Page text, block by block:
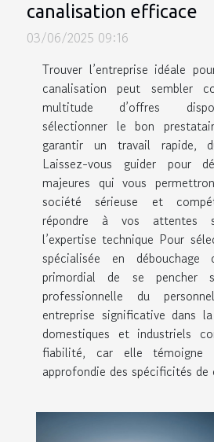
canalisation efficace
03/06/2025 09:16
Trouver l’entreprise idéale
canalisation peut sembler
multitude d’offres
sélectionner le bon
garantir un travail rapide,
Laissez-vous guider pour
majeures qui vous
société sérieuse et
répondre à vos attentes
l’expertise technique Pour
spécialisée en
primordial de se pencher
professionnelle du
entreprise significative dans
domestiques et industriels
fiabilité, car elle témoigne
approfondie des spécificités de